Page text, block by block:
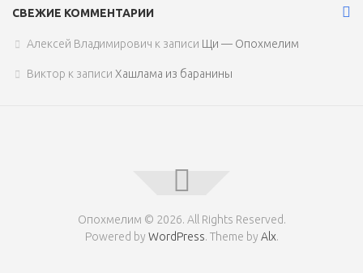
СВЕЖИЕ КОММЕНТАРИИ
Алексей Владимирович к записи Щи — Опохмелим
Виктор к записи Хашлама из баранины
Опохмелим © 2026. All Rights Reserved.
Powered by WordPress. Theme by Alx.